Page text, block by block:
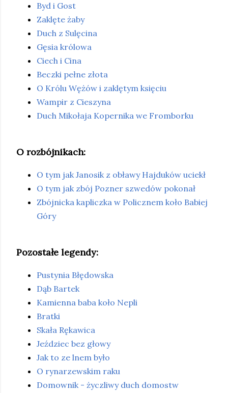
Byd i Gost
Zaklęte żaby
Duch z Sulęcina
Gęsia królowa
Ciech i Cina
Beczki pełne złota
O Królu Wężów i zaklętym księciu
Wampir z Cieszyna
Duch Mikołaja Kopernika we Fromborku
O rozbójnikach:
O tym jak Janosik z obławy Hajduków uciekł
O tym jak zbój Pozner szwedów pokonał
Zbójnicka kapliczka w Policznem koło Babiej
Góry
Pozostałe legendy:
Pustynia Błędowska
Dąb Bartek
Kamienna baba koło Nepli
Bratki
Skała Rękawica
Jeździec bez głowy
Jak to ze lnem było
O rynarzewskim raku
Domownik - życzliwy duch domostw